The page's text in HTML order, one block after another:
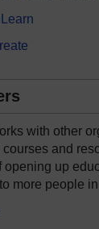
with other
and
opening up
more people